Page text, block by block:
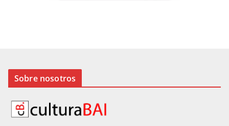
Sobre nosotros